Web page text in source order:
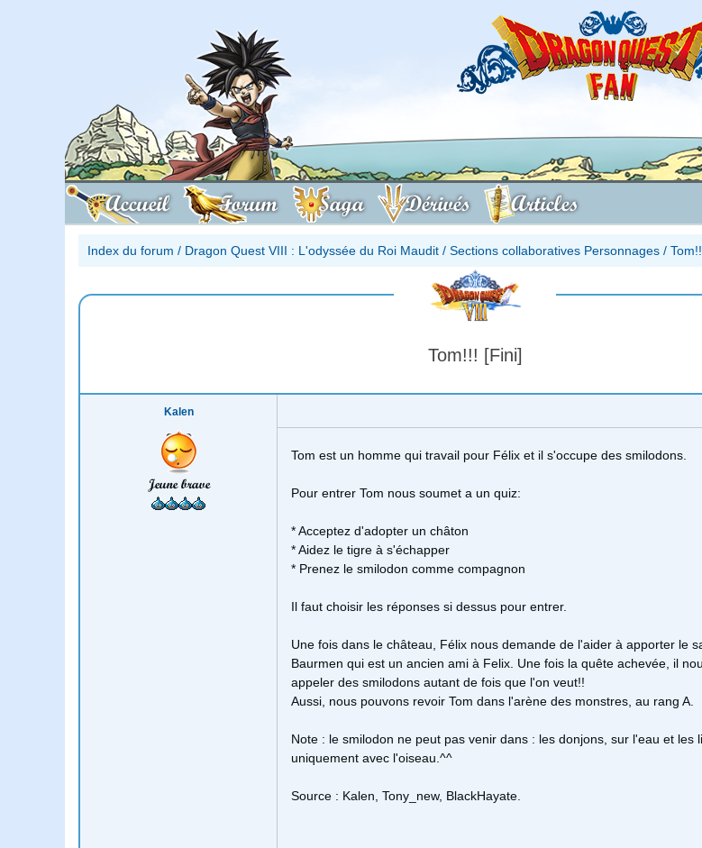
Accueil Forum Saga Dérivés Articles
Index du forum / Dragon Quest VIII : L'odyssée du Roi Maudit / Sections collaboratives Personnages /
Tom!!! [Fini]
Kalen
Jeune brave
Tom est un homme qui travail pour Félix et il s'occupe des smilodons.
Pour entrer Tom nous soumet a un quiz:
* Acceptez d'adopter un châton
* Aidez le tigre à s'échapper
* Prenez le smilodon comme compagnon
Il faut choisir les réponses si dessus pour entrer.
Une fois dans le château, Félix nous demande de l'aider à apporter le
Baurmen qui est un ancien ami à Felix. Une fois la quête achevée, il
appeler des smilodons autant de fois que l'on veut!!
Aussi, nous pouvons revoir Tom dans l'arène des monstres, au rang A.
Note : le smilodon ne peut pas venir dans : les donjons, sur l'eau et les
uniquement avec l'oiseau.^^
Source : Kalen, Tony_new, BlackHayate.